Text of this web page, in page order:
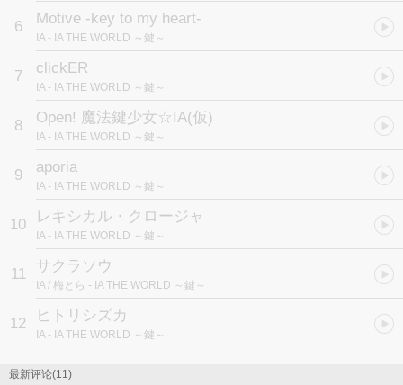
6 Motive -key to my heart-
IA- IA THE WORLD ～鍵～
7 clickER
IA- IA THE WORLD ～鍵～
8 Open! 魔法鍵少女☆IA(仮)
IA- IA THE WORLD ～鍵～
9 aporia
IA- IA THE WORLD ～鍵～
10 レキシカル・クロージャ
IA- IA THE WORLD ～鍵～
11 サクラソウ
IA / 梅とら - IA THE WORLD ～鍵～
12 ヒトリシズカ
IA- IA THE WORLD ～鍵～
最新评论(11)